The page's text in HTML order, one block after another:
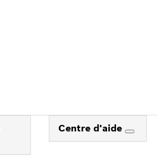
Centre d'aide